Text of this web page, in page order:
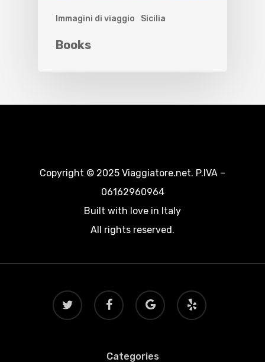
Immagini di viaggio Sicilia
Books
Copyright © 2025 Viaggiatore.net. P.IVA –
06162960964
Built with love in Italy
All rights reserved.
twitter facebook
google-
plus
yelp
Categories